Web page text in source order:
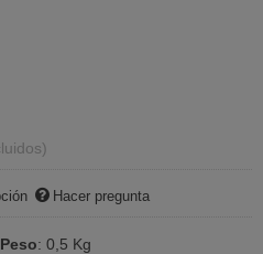
Hacer pregunta
Peso: 0,5 Kg